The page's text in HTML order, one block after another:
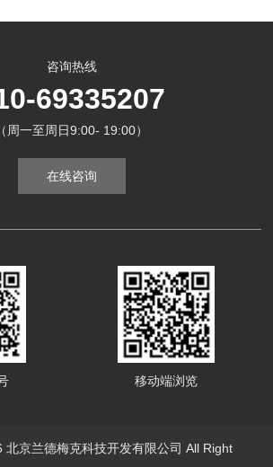
咨询热线
69335207
（周一至周日9:00- 19:00）
在线咨询
移动端浏览
京兰德梅克科技开发有限公司 All Right